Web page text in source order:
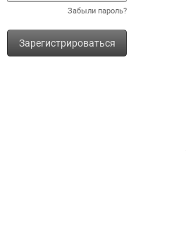
Забыли пароль?
Зарегистрироваться